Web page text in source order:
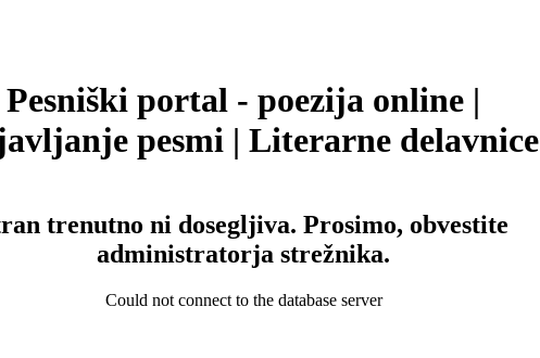
Pesniški portal - poezija online |
pesmi | Literarne delavnice
trenutno ni dosegljiva. Prosimo, obvestite
administratorja strežnika.
Could not connect to the database server